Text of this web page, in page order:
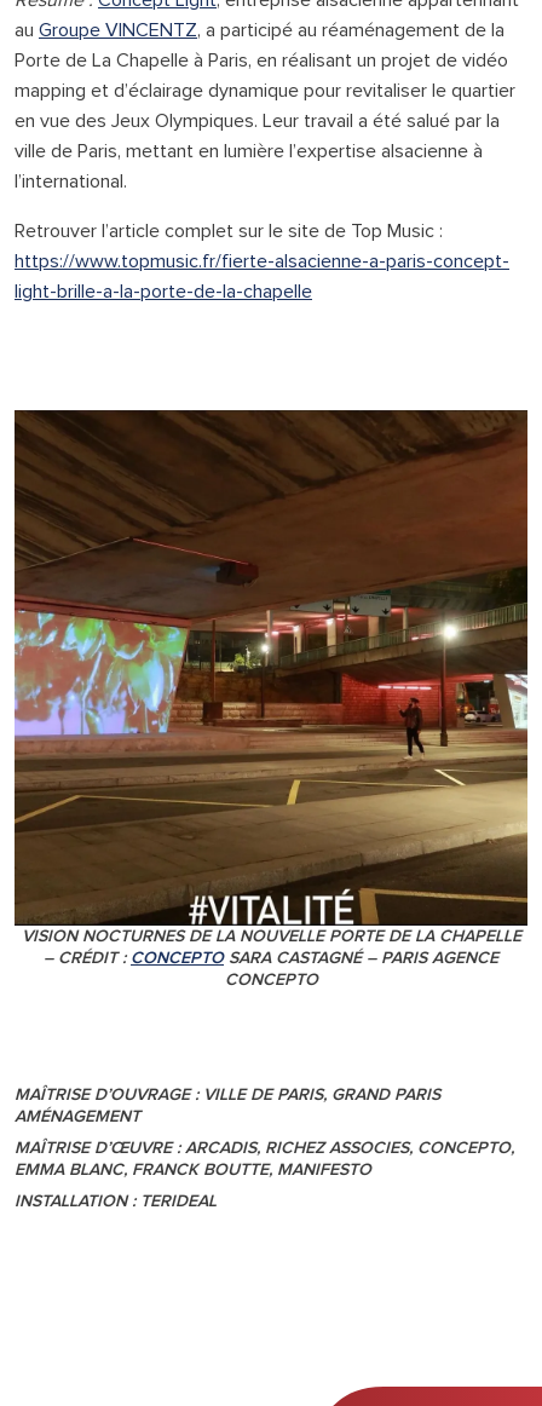
au Groupe VINCENTZ, a participé au réaménagement de la
Porte de La Chapelle à Paris, en réalisant un projet de vidéo
mapping et d’éclairage dynamique pour revitaliser le quartier
en vue des Jeux Olympiques. Leur travail a été salué par la
ville de Paris, mettant en lumière l’expertise alsacienne à
l’international.
Retrouver l’article complet sur le site de Top Music :
https://www.topmusic.fr/fierte-alsacienne-a-paris-concept-
light-brille-a-la-porte-de-la-chapelle
VISION NOCTURNES DE LA NOUVELLE PORTE DE LA CHAPELLE
– CRÉDIT : CONCEPTOSARA CASTAGNÉ – PARIS AGENCE
CONCEPTO
MAÎTRISE D’OUVRAGE : VILLE DE PARIS, GRAND PARIS
AMÉNAGEMENT
MAÎTRISE D’ŒUVRE : ARCADIS, RICHEZ ASSOCIES, CONCEPTO,
EMMA BLANC, FRANCK BOUTTE, MANIFESTO
INSTALLATION : TERIDEAL